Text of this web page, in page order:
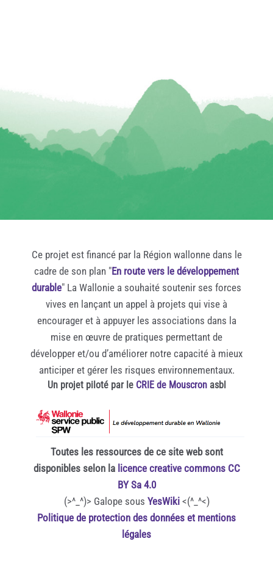
Ce projet est financé par la Région wallonne dans le
cadre de son plan "En route vers le développement
durable" La Wallonie a souhaité soutenir ses forces
vives en lançant un appel à projets qui vise à
encourager et à appuyer les associations dans la
mise en œuvre de pratiques permettant de
développer et/ou d’améliorer notre capacité à mieux
anticiper et gérer les risques environnementaux.
Un projet piloté par le CRIE de Mouscronasbl
Toutes les ressources de ce site web sont
disponibles selon la licence creative commons CC
BY Sa 4.0
(>^_^)> Galope sous YesWiki<(^_^<)
Politique de protection des données et mentions
légales